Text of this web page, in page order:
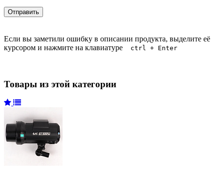
Если вы заметили ошибку в описании продукта, выделите её
курсором и нажмите на клавиатуре
ctrl + Enter
Товары из этой категории